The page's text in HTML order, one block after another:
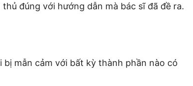
đúng với hướng dẫn mà bác sĩ đã đề ra.
mẫn cảm với bất kỳ thành phần nào có